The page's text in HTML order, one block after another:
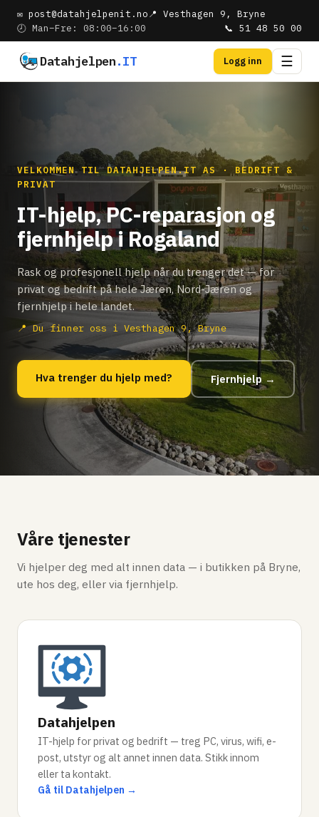
✉ post@datahjelpenit.no 📍 Vesthagen 9, Bryne
🕗 Man–Fre: 08:00–16:00
📞 51 48 50 00
Datahjelpen.IT Logg inn ☰
VELKOMMEN TIL DATAHJELPEN.IT AS · BEDRIFT &
PRIVAT
IT-hjelp, PC-reparasjon og
fjernhjelp i Rogaland
Rask og profesjonell hjelp når du trenger det — for
privat og bedrift på hele Jæren, Nord-Jæren og
fjernhjelp i hele landet.
📍 Du finner oss i Vesthagen 9, Bryne
Hva trenger du hjelp med? Fjernhjelp →
Våre tjenester
Vi hjelper deg med alt innen data — i butikken på Bryne,
ute hos deg, eller via fjernhjelp.
Datahjelpen
IT-hjelp for privat og bedrift — treg PC, virus, wifi, e-
post, utstyr og alt annet innen data. Stikk innom
eller ta kontakt.
Gå til Datahjelpen →